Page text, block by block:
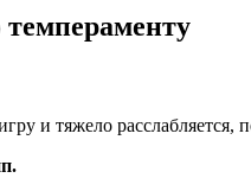
и тяжело расслабляется,